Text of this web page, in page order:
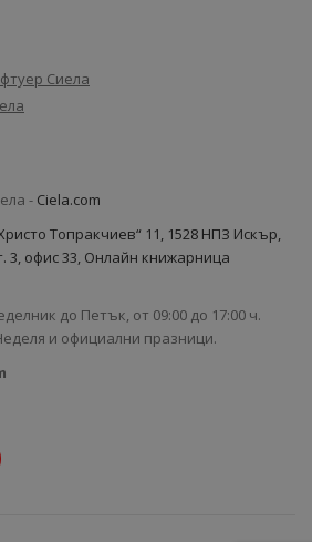
Сиела
- Ciela.com
Топракчиев“ 11, 1528 НПЗ Искър,
3, офис 33, Онлайн книжарница
до Петък, от 09:00 до 17:00 ч.
и официални празници.